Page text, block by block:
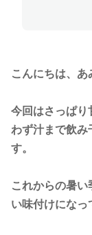
こんにちは、あ
今回はさっぱり
わず汁まで飲み
す。
これからの暑
い味付けになっ